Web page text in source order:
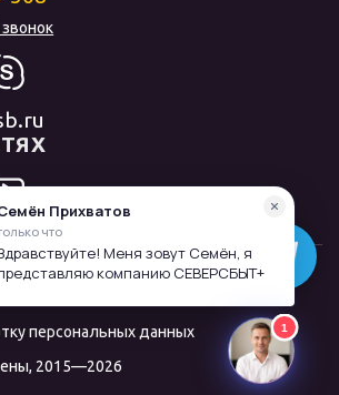
персональных данных
2015—2026